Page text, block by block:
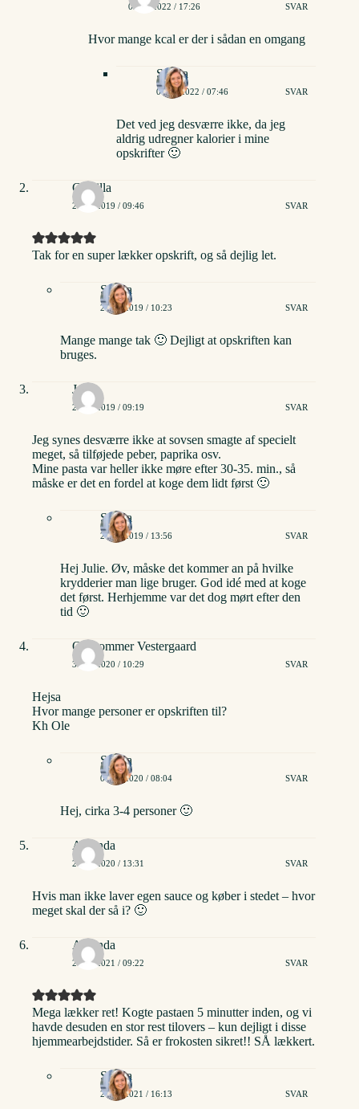
03/03/2022 / 17:26 SVAR
Hvor mange kcal er der i sådan en omgang
Stinna
04/03/2022 / 07:46 SVAR
Det ved jeg desværre ikke, da jeg
aldrig udregner kalorier i mine
opskrifter 🙂
Camilla
24/06/2019 / 09:46 SVAR
Tak for en super lækker opskrift, og så dejlig let.
Stinna
25/06/2019 / 10:23 SVAR
Mange mange tak 🙂 Dejligt at opskriften kan
bruges.
Julie
21/08/2019 / 09:19 SVAR
Jeg synes desværre ikke at sovsen smagte af specielt
meget, så tilføjede peber, paprika osv.
Mine pasta var heller ikke møre efter 30-35. min., så
måske er det en fordel at koge dem lidt først 🙂
Stinna
21/08/2019 / 13:56 SVAR
Hej Julie. Øv, måske det kommer an på hvilke
krydderier man lige bruger. God idé med at koge
det først. Herhjemme var det dog mørt efter den
tid 🙂
Ole sommer Vestergaard
30/01/2020 / 10:29 SVAR
Hejsa
Hvor mange personer er opskriften til?
Kh Ole
Stinna
01/02/2020 / 08:04 SVAR
Hej, cirka 3-4 personer 🙂
Amanda
27/11/2020 / 13:31 SVAR
Hvis man ikke laver egen sauce og køber i stedet – hvor
meget skal der så i? 🙂
Amanda
20/01/2021 / 09:22 SVAR
Mega lækker ret! Kogte pastaen 5 minutter inden, og vi
havde desuden en stor rest tilovers – kun dejligt i disse
hjemmearbejdstider. Så er frokosten sikret!! SÅ lækkert.
Stinna
20/01/2021 / 16:13 SVAR